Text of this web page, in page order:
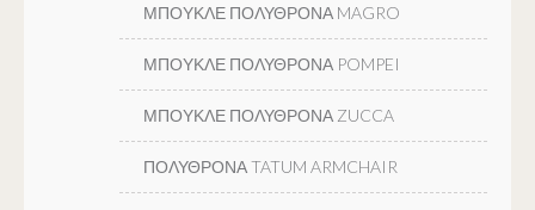
ΜΠΟΥΚΛΕ ΠΟΛΥΘΡΟΝΑ MAGRO
ΜΠΟΥΚΛΕ ΠΟΛΥΘΡΟΝΑ POMPEI
ΜΠΟΥΚΛΕ ΠΟΛΥΘΡΟΝΑ ZUCCA
ΠΟΛΥΘΡΟΝΑ TATUM ARMCHAIR